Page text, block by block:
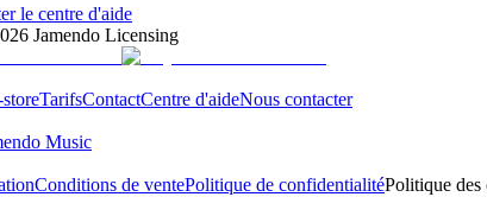
le centre d'aide
Jamendo Licensing
TarifsContactCentre d'aideNous contacter
Music
Conditions de ventePolitique de confidentialitéPolitique des